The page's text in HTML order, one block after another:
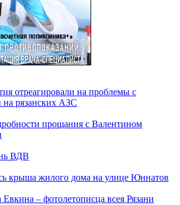
отреагировали на проблемы с
на рязанских АЗС
прощания с Валентином
ВДВ
крыша жилого дома на улице Юннатов
– фотолетописца всея Рязани